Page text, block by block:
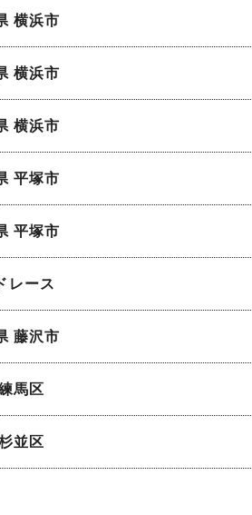
横浜市
横浜市
横浜市
平塚市
平塚市
レース
藤沢市
馬区
並区